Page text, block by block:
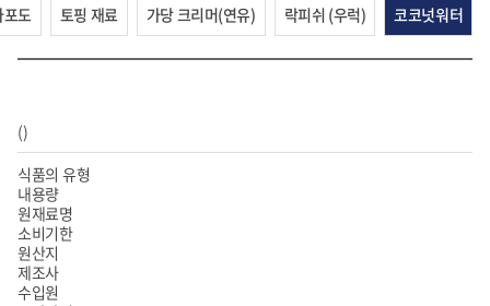
도 토핑 재료 가당 크리머(연유) 락피쉬 (우럭) 코코넛워터
()
식품의 유형
내용량
원재료명
소비기한
원산지
제조사
수입원